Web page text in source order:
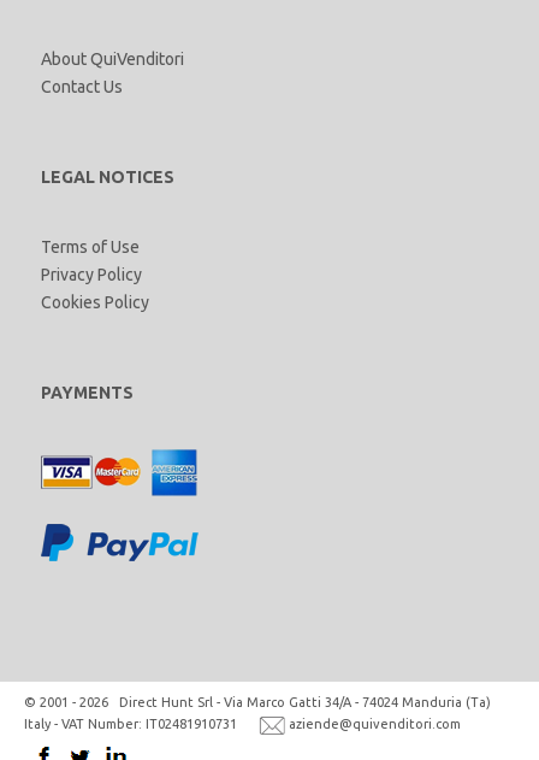
About QuiVenditori
Contact Us
LEGAL NOTICES
Terms of Use
Privacy Policy
Cookies Policy
PAYMENTS
© 2001 - 2026 Direct Hunt Srl - Via Marco Gatti 34/A - 74024 Manduria (Ta)
Italy - VAT Number: IT02481910731
aziende@quivenditori.com